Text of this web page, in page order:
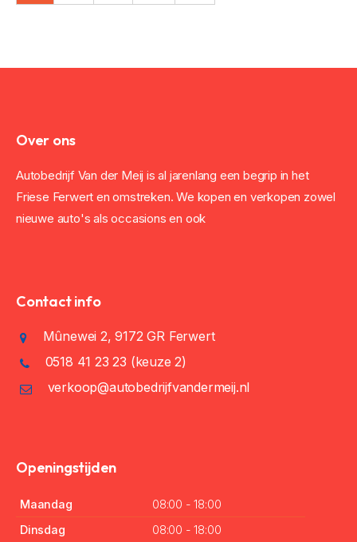
Over ons
Autobedrijf Van der Meij is al jarenlang een begrip in het
Friese Ferwert en omstreken. We kopen en verkopen zowel
nieuwe auto's als occasions en ook
Contact info
Mûnewei 2, 9172 GR Ferwert
0518 41 23 23 (keuze 2)
verkoop@autobedrijfvandermeij.nl
Openingstijden
Maandag
08:00 - 18:00
Dinsdag
08:00 - 18:00